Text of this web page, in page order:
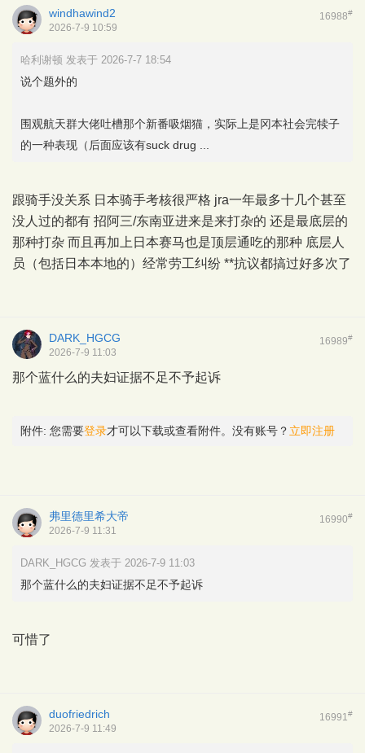
16988#
windhawind2
2026-7-9 10:59
哈利谢顿 发表于 2026-7-7 18:54
说个题外的
围观航天群大佬吐槽那个新番吸烟猫，实际上是冈本社会完犊子
的一种表现（后面应该有suck drug ...
跟骑手没关系 日本骑手考核很严格 jra一年最多十几个甚至
没人过的都有 招阿三/东南亚进来是来打杂的 还是最底层的
那种打杂 而且再加上日本赛马也是顶层通吃的那种 底层人
员（包括日本本地的）经常劳工纠纷 **抗议都搞过好多次了
16989#
DARK_HGCG
2026-7-9 11:03
那个蓝什么的夫妇证据不足不予起诉
附件: 您需要登录才可以下载或查看附件。没有账号？ 立即注册
16990#
弗里德里希大帝
2026-7-9 11:31
DARK_HGCG 发表于 2026-7-9 11:03
那个蓝什么的夫妇证据不足不予起诉
可惜了
16991#
duofriedrich
2026-7-9 11:49